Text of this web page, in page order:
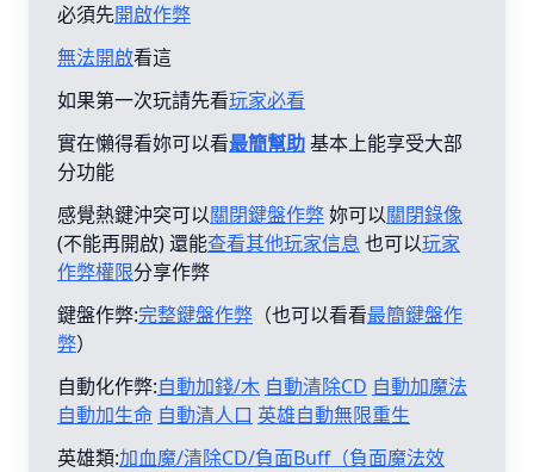
必須先開啟作弊
無法開啟看這
如果第一次玩請先看玩家必看
實在懶得看妳可以看最簡幫助基本上能享受大部
分功能
感覺熱鍵沖突可以關閉鍵盤作弊妳可以關閉錄像
(不能再開啟) 還能查看其他玩家信息 也可以玩家
作弊權限分享作弊
鍵盤作弊:完整鍵盤作弊 （也可以看看最簡鍵盤作
弊）
自動化作弊:自動加錢/木 自動清除CD 自動加魔法
自動加生命 自動清人口 英雄自動無限重生
英雄類:加血魔/清除CD/負面Buff（負面魔法效